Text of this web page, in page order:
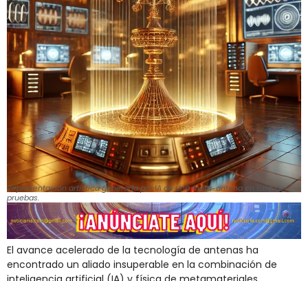
Representación artística generada por IA de una meta-antena en fase de
pruebas.
El avance acelerado de la tecnología de antenas ha
encontrado un aliado insuperable en la combinación de